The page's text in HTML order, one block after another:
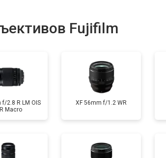
Fujifilm
f/2.8 R LM OIS
Macro
XF 56mm f/1.2 WR